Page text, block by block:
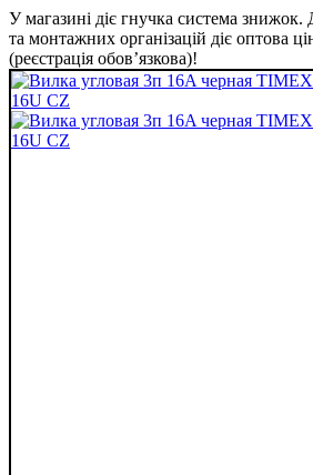
У магазині діє гнучка система
та монтажних організацій діє оптова
(реєстрація обов’язкова)!